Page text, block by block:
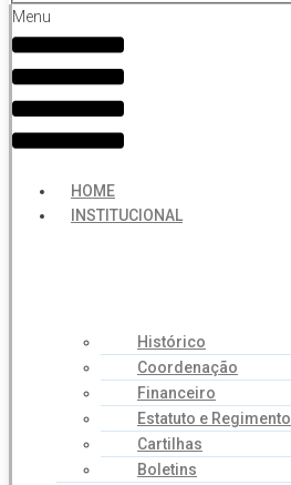
Menu
HOME
INSTITUCIONAL
Histórico
Coordenação
Financeiro
Estatuto e Regimento
Cartilhas
Boletins